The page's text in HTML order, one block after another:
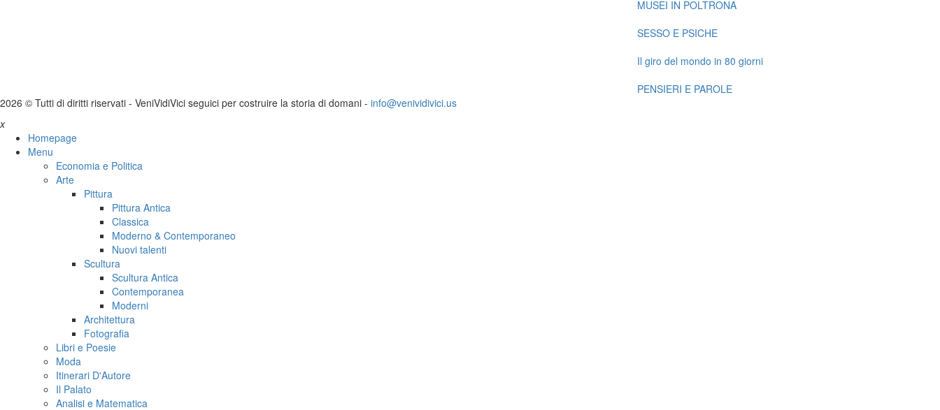
MUSEI IN POLTRONA
SESSO E PSICHE
Il giro del mondo in 80 giorni
PENSIERI E PAROLE
2026 © Tutti di diritti riservati - VeniVidiVici seguici per costruire la storia di domani - info@venividivici.us
x
Homepage
Menu
Economia e Politica
Arte
Pittura
Pittura Antica
Classica
Moderno & Contemporaneo
Nuovi talenti
Scultura
Scultura Antica
Contemporanea
Moderni
Architettura
Fotografia
Libri e Poesie
Moda
Itinerari D'Autore
Il Palato
Analisi e Matematica